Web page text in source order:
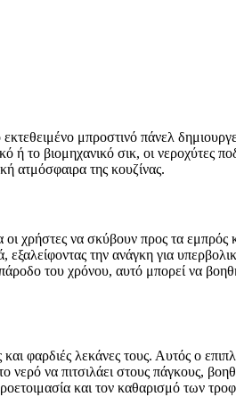
μπροστινό πάνελ
ή το βιομηχανικό σικ, οι νεροχύτες
ατμόσφαιρα της κουζίνας.
χρήστες να σκύβουν προς τα
την ανάγκη για
του χρόνου, αυτό μπορεί να
και φαρδιές λεκάνες τους. Αυτός ο
να πιτσιλάει στους πάγκους,
και τον καθαρισμό των